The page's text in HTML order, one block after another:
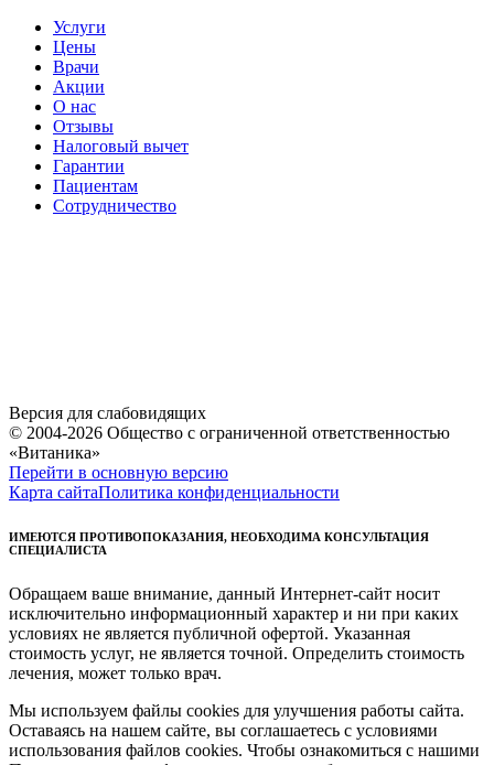
Услуги
Цены
Врачи
Акции
О нас
Отзывы
Налоговый вычет
Гарантии
Пациентам
Сотрудничество
Версия для слабовидящих
© 2004-2026 Общество с ограниченной ответственностью
«Витаника»
Перейти в основную версию
Карта сайтаПолитика конфиденциальности
ИМЕЮТСЯ ПРОТИВОПОКАЗАНИЯ, НЕОБХОДИМА КОНСУЛЬТАЦИЯ
СПЕЦИАЛИСТА
Обращаем ваше внимание, данный Интернет-сайт носит
исключительно информационный характер и ни при каких
условиях не является публичной офертой. Указанная
стоимость услуг, не является точной. Определить стоимость
лечения, может только врач.
Мы используем файлы cookies для улучшения работы сайта.
Оставаясь на нашем сайте, вы соглашаетесь с условиями
использования файлов cookies. Чтобы ознакомиться с нашими